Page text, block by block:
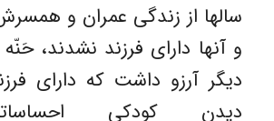
سالها از زندگی عمران و
و آنها دارای فرزند نشدند،
دیگر آرزو داشت که دارای
دیدن کودکی